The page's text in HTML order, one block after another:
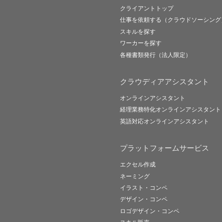
クライアントトップ
仕事を依頼する（クラウドソーシング
スキルを探す
ワーカーを探す
各種書類発行（法人限定）
クラウディアアシスタント
オンラインアシスタント
経理業務特化オンラインアシスタント
英語対応オンラインアシスタント
プラットフォームサービス
エクセル作成
ネーミング
イラスト・コンペ
デザイン・コンペ
ロゴデザイン・コンペ